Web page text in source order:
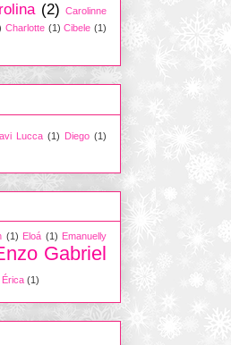
(2) Carolinne
Charlotte (1) Cibele (1)
Lucca (1) Diego (1)
(1) Eloá (1) Emanuelly
Gabriel
Érica (1)